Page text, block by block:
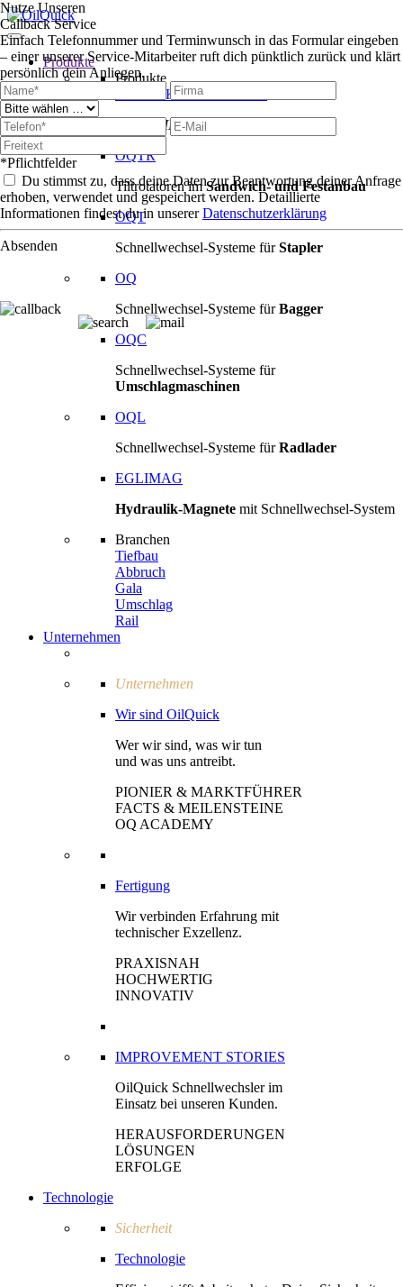
Produkte
Produkte
PRODUKTÜBERSICHT
MASCHINEN
OQTR
Tiltrotatoren imSandwich- und Festanbau
OQT
Schnellwechsel-Systeme fürStapler
OQ
Schnellwechsel-Systeme fürBagger
OQC
Schnellwechsel-Systeme für
Umschlagmaschinen
OQL
Schnellwechsel-Systeme fürRadlader
EGLIMAG
Hydraulik-Magnete mit Schnellwechsel-System
Branchen
Tiefbau
Abbruch
Gala
Umschlag
Rail
Unternehmen
Unternehmen
Wir sind OilQuick
Wer wir sind, was wir tun
und was uns antreibt.
PIONIER & MARKTFÜHRER
FACTS & MEILENSTEINE
OQ ACADEMY
Fertigung
Wir verbinden Erfahrung mit
technischer Exzellenz.
PRAXISNAH
HOCHWERTIG
INNOVATIV
IMPROVEMENT STORIES
OilQuick Schnellwechsler im
Einsatz bei unseren Kunden.
HERAUSFORDERUNGEN
LÖSUNGEN
ERFOLGE
Technologie
Sicherheit
Technologie
Nutze Unseren
Callback Service
Einfach Telefonnummer und Terminwunsch in das Formular eingeben
– einer unserer Service-Mitarbeiter ruft dich pünktlich zurück und klärt
persönlich dein Anliegen.
*Pflichtfelder
Du stimmst zu, dass deine Daten zur Beantwortung deiner Anfrage
erhoben, verwendet und gespeichert werden. Detaillierte
Informationen findest du in unsererDatenschutzerklärung
Absenden